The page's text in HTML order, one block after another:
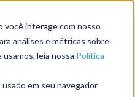
você interage com nosso
análises e métricas sobre
leia nossa Política
em seu navegador